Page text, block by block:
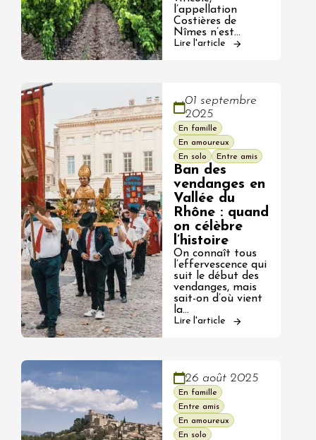
l’appellation
Costières de
Nîmes n’est…
Lire l'article
01 septembre
2025
En famille
En amoureux
En solo
Entre amis
Ban des
vendanges en
Vallée du
Rhône : quand
on célèbre
l’histoire
On connaît tous
l’effervescence qui
suit le début des
vendanges, mais
sait-on d’où vient
la…
Lire l'article
26 août 2025
En famille
Entre amis
En amoureux
En solo